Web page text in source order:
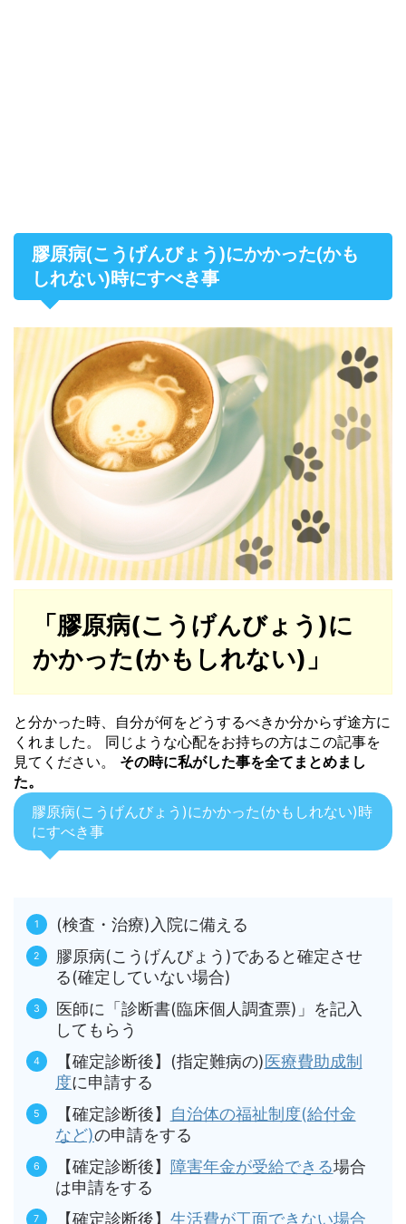
膠原病(こうげんびょう)にかかった(かも
しれない)時にすべき事
「膠原病(こうげんびょう)に
かかった(かもしれない)」
と分かった時、自分が何をどうするべきか分からず途方に
くれました。 同じような心配をお持ちの方はこの記事を
見てください。 その時に私がした事を全てまとめまし
た。
膠原病(こうげんびょう)にかかった(かもしれない)時
にすべき事
(検査・治療)入院に備える
膠原病(こうげんびょう)であると確定させ
る(確定していない場合)
医師に「診断書(臨床個人調査票)」を記入
してもらう
【確定診断後】(指定難病の)医療費助成制
度に申請する
【確定診断後】
自治体の福祉制度(給付金
など)の申請をする
【確定診断後】 障害年金が受給できる場合
は申請をする
【確定診断後】 生活費が工面できない場合